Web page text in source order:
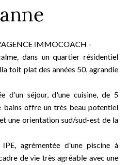
IMMOCOACH -
dans un quartier résidentiel
toit plat des années 50, agrandie
d'un séjour, d'une cuisine, de 5
bains offre un très beau potentiel
une orientation sud/sud-est de la
agrémentée d'une piscine à
de vie très agréable avec une